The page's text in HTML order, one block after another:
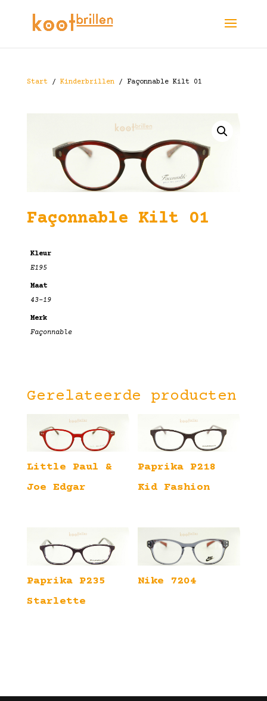
Start/ Kinderbrillen/ Façonnable Kilt 01
Façonnable Kilt 01
Kleur
E195
Maat
43-19
Merk
Façonnable
Gerelateerde producten
Little Paul &
Joe Edgar
Paprika P218
Kid Fashion
Paprika P235
Starlette
Nike 7204